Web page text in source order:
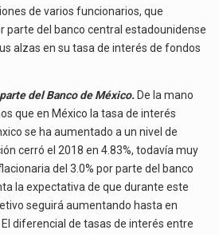
de varios funcionarios, que
parte del banco central estadounidense
alzas en su tasa de interés de fondos
del Banco de México. De la mano
que en México la tasa de interés
se ha aumentado a un nivel de
cerró el 2018 en 4.83%, todavía muy
del 3.0% por parte del banco
la expectativa de que durante este
seguirá aumentando hasta en
diferencial de tasas de interés entre